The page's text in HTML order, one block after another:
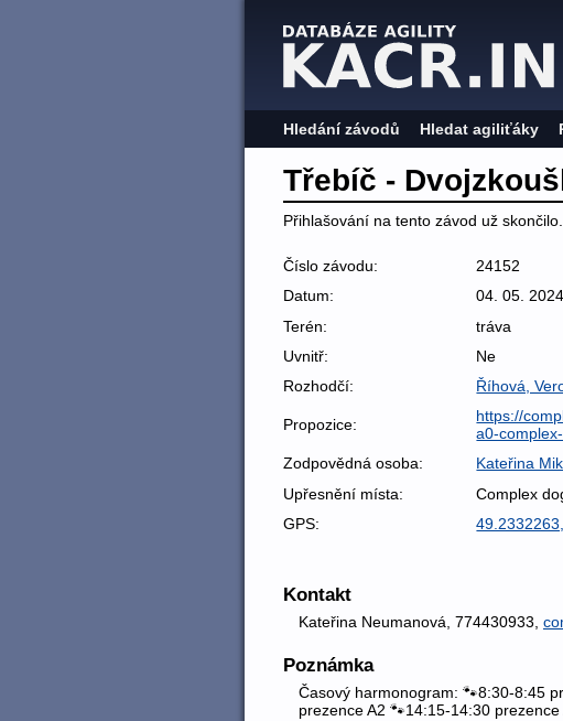
Hledání závodů Hledat agiliťáky
Třebíč -
Přihlašování na tento závod už skončilo.
Číslo závodu:
24152
Datum:
04. 05. 2024
Terén:
tráva
Uvnitř:
Ne
Rozhodčí:
Říhová,
Propozice:
https://
a0-
Zodpovědná osoba:
Kateřina
Upřesnění místa:
Complex
GPS:
Kontakt
Kateřina Neumanová, 774430933,
Poznámka
Časový harmonogram: 🐾8:30-8:45
prezence A2 🐾14:15-14:30 prezence